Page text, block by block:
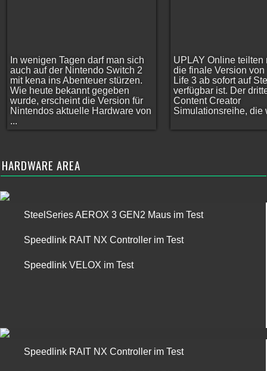
In wenigen Tagen darf man sich
auch auf der Nintendo Switch 2
mit kena ins Abenteuer stürzen.
Wie heute bekannt gegeben
wurde, erscheint die Version für
Nintendos aktuelle Hardware von
...
UPLAY Online teilten
die finale Version von
Life 3 ab sofort auf
verfügbar ist. Der
Content Creator
Simulationsreihe, die
HARDWARE AREA
SteelSeries AEROX 3 GEN2 Maus im Test
Speedlink RAIT NX Controller im Test
Speedlink VELOX im Test
Speedlink RAIT NX Controller im Test